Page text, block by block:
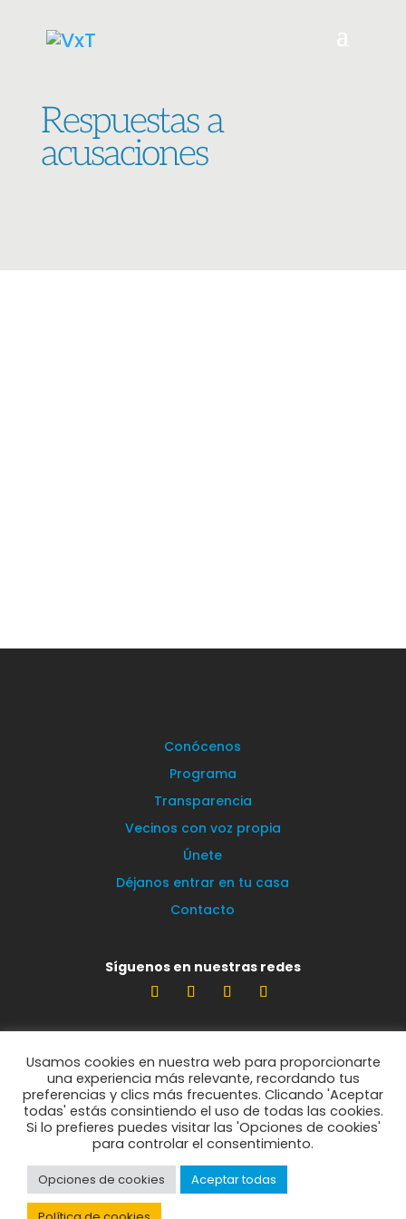
Respuestas a
acusaciones
Conócenos
Programa
Transparencia
Vecinos con voz propia
Únete
Déjanos entrar en tu casa
Contacto
Síguenos en nuestras redes
Estamos encantados de leerte
info@vecinosportorrelodones.org
© Vecinos por Torrelodones 2021
Política de privacidad
Política de cookies
Usamos cookies en nuestra web para proporcionarte
una experiencia más relevante, recordando tus
preferencias y clics más frecuentes. Clicando 'Aceptar
todas' estás consintiendo el uso de todas las cookies.
Si lo prefieres puedes visitar las 'Opciones de cookies'
para controlar el consentimiento.
Opciones de cookies Aceptar todas